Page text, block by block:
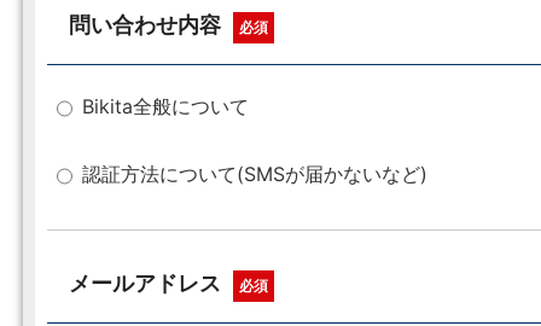
問い合わせ内容 必須
Bikita全般について
認証方法について(SMSが届かないなど)
メールアドレス 必須